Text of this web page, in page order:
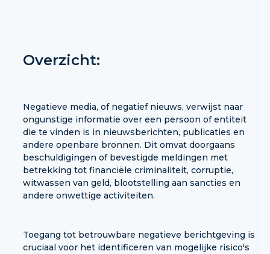
Overzicht:
Negatieve media, of negatief nieuws, verwijst naar
ongunstige informatie over een persoon of entiteit
die te vinden is in nieuwsberichten, publicaties en
andere openbare bronnen. Dit omvat doorgaans
beschuldigingen of bevestigde meldingen met
betrekking tot financiële criminaliteit, corruptie,
witwassen van geld, blootstelling aan sancties en
andere onwettige activiteiten.
Toegang tot betrouwbare negatieve berichtgeving is
cruciaal voor het identificeren van mogelijke risico's